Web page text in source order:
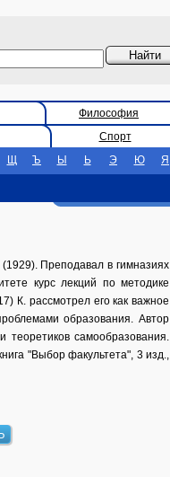
Философия
Спорт
Щ Ъ Ы Ь Э Ю Я
Преподавал в гимназиях
курс лекций по методике
К. рассмотрел его как важное
образования. Автор
теоретиков самообразования.
"Выбор факультета", 3 изд.,